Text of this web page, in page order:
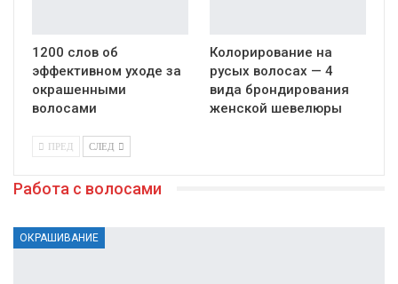
1200 слов об
эффективном уходе за
окрашенными
волосами
Колорирование на
русых волосах — 4
вида брондирования
женской шевелюры
ПРЕД СЛЕД
Работа с волосами
ОКРАШИВАНИЕ